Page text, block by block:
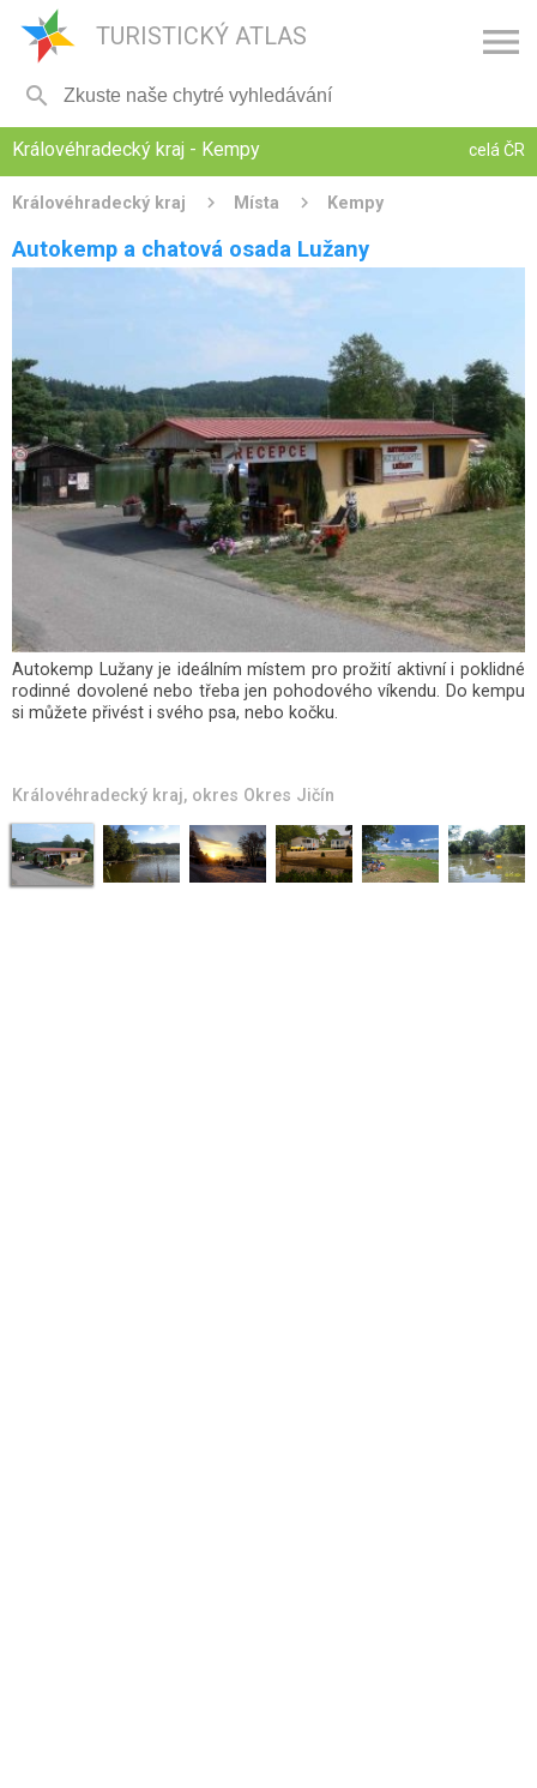
TURISTICKÝ ATLAS 

Královéhradecký kraj - Kempy celá ČR
Královéhradecký kraj Místa Kempy
Autokemp a chatová osada Lužany
Autokemp Lužany je ideálním místem pro prožití aktivní i poklidné
rodinné dovolené nebo třeba jen pohodového víkendu. Do kempu
si můžete přivést i svého psa, nebo kočku.
Královéhradecký kraj, okres Okres Jičín